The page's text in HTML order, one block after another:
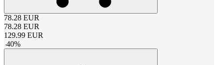
78.28 EUR
78.28 EUR
129.99 EUR
-40%